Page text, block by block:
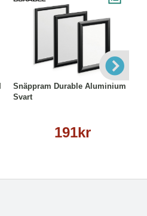
Snäppram Durable Aluminium
Svart
191kr
Läs mer